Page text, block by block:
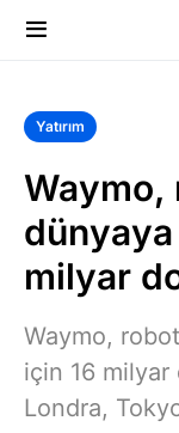
Yatırım
Waymo,
milyar
Waymo,
için 16 milyar
Londra,